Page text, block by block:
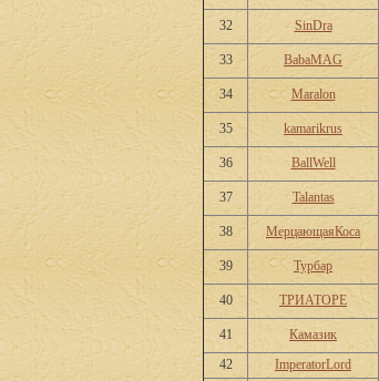
32 SinDra
33 BabaMAG
34 Maralon
35 kamarikrus
36 BallWell
37 Talantas
38 МерцающаяКоса
39 Турбар
40 ТРИАТОРЕ
41 Камазик
42
ImperatorLord